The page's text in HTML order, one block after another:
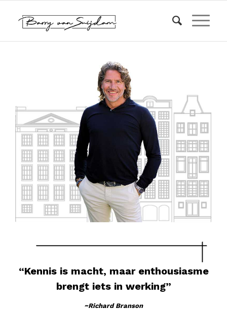
“Kennis is macht, maar enthousiasme
brengt iets in werking”
~Richard Branson